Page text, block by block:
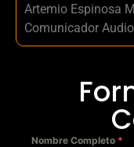
Artemio Espinosa
Comunicador
Nombre Completo *